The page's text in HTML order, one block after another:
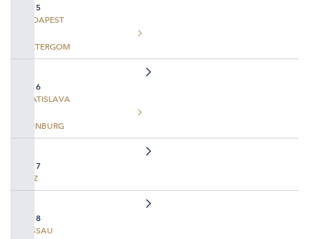
TAG 5
BUDAPEST
ESZTERGOM
TAG 6
BRATISLAVA
HAINBURG
TAG 7
LINZ
TAG 8
PASSAU